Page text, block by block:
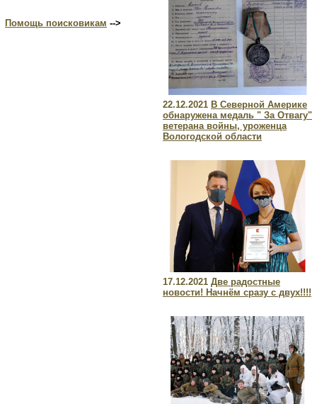
Помощь поисковикам -->
22.12.2021 В Северной Америке
обнаружена медаль " За Отвагу"
ветерана войны, уроженца
Вологодской области
17.12.2021 Две радостные
новости! Начнём сразу с двух!!!!